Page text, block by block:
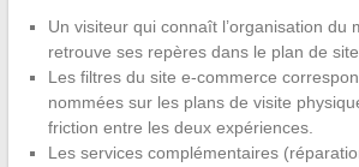
Un visiteur qui connaît l’organisation du
retrouve ses repères dans le plan de
Les filtres du site e-commerce
nommées sur les plans de visite
friction entre les deux expériences.
Les services complémentaires